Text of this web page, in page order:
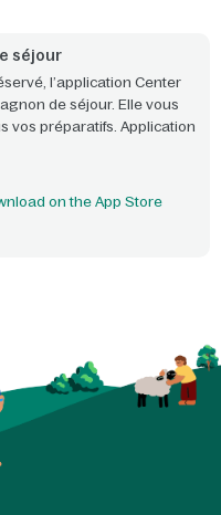
séjour
l’application Center
de séjour. Elle vous
vos préparatifs. Application